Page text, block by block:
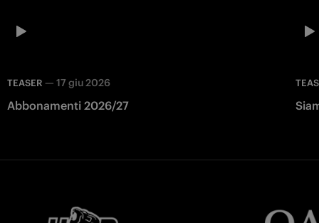
TEASER — 17 giu 2026
Abbonamenti 2026/27